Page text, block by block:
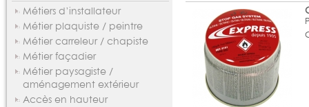
Métiers d’installateur
Métier plaquiste / peintre
Métier carreleur / chapiste
Métier façadier
Métier paysagiste /
aménagement extérieur
Accès en hauteur